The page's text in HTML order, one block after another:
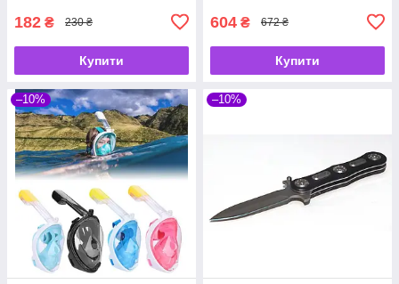
182 ₴ 230 ₴
Купити
604 ₴ 672 ₴
Купити
–10% –10%